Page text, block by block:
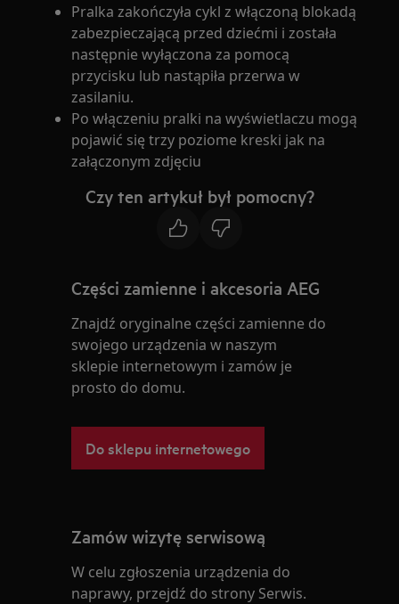
Pralka zakończyła cykl z włączoną blokadą
zabezpieczającą przed dziećmi i została
następnie wyłączona za pomocą
przycisku lub nastąpiła przerwa w
zasilaniu.
Po włączeniu pralki na wyświetlaczu mogą
pojawić się trzy poziome kreski jak na
załączonym zdjęciu
Czy ten artykuł był pomocny?
Części zamienne i akcesoria AEG
Znajdź oryginalne części zamienne do
swojego urządzenia w naszym
sklepie internetowym i zamów je
prosto do domu.
Do sklepu internetowego
Zamów wizytę serwisową
W celu zgłoszenia urządzenia do
naprawy, przejdź do strony Serwis.